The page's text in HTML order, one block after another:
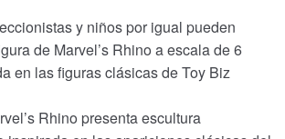
y niños por igual pueden
de Marvel’s Rhino a escala de 6
en las figuras clásicas de Toy Biz
Rhino presenta escultura